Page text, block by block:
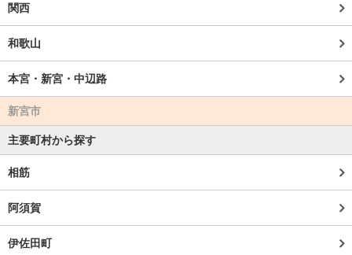
関西
和歌山
本宮・新宮・中辺路
新宮市
主要町村から探す
相筋
阿須賀
伊佐田町